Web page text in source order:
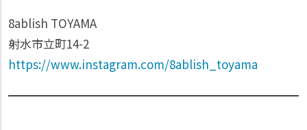
8ablish TOYAMA
射水市立町14-2
https://www.instagram.com/8ablish_toyama